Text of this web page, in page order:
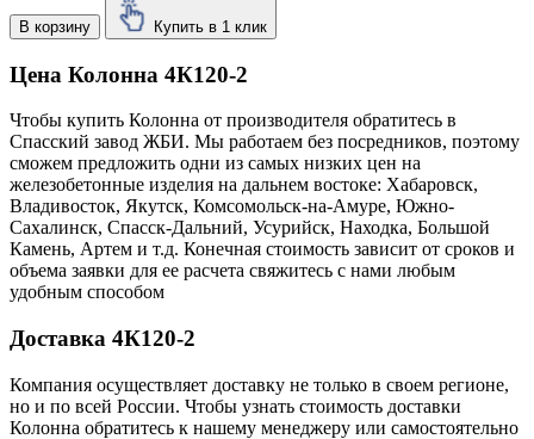
В корзину Купить в 1 клик
Цена Колонна 4К120-2
Чтобы купить Колонна от производителя обратитесь в
Cпасский завод ЖБИ. Мы работаем без посредников, поэтому
сможем предложить одни из самых низких цен на
железобетонные изделия на дальнем востоке: Хабаровск,
Владивосток, Якутск, Комсомольск-на-Амуре, Южно-
Сахалинск, Спасск-Дальний, Усурийск, Находка, Большой
Камень, Артем и т.д. Конечная стоимость зависит от сроков и
объема заявки для ее расчета свяжитесь с нами любым
удобным способом
Доставка 4К120-2
Компания осуществляет доставку не только в своем регионе,
но и по всей России. Чтобы узнать стоимость доставки
Колонна обратитесь к нашему менеджеру или самостоятельно